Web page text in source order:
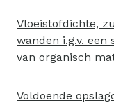
Vloeistofdichte,
wanden i.g.v. een
van organisch
Voldoende